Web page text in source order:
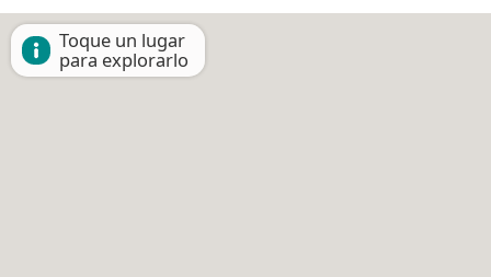
Toque un lugar
para explorarlo